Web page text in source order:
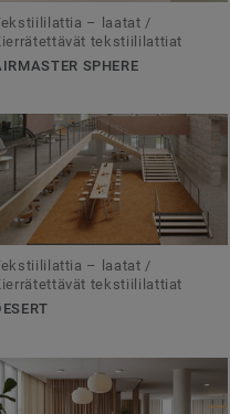
– laatat /
tekstiililattiat
SPHERE
– laatat /
tekstiililattiat